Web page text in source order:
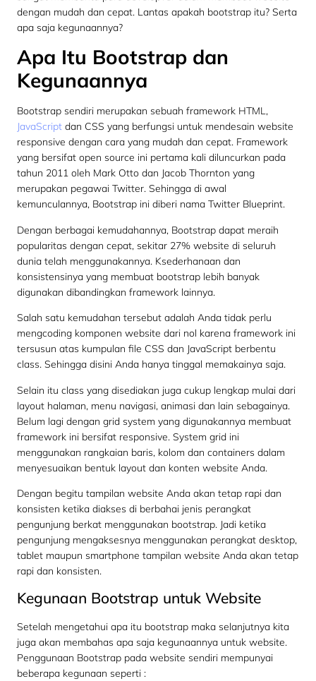
dengan mudah dan cepat. Lantas apakah bootstrap itu? Serta
apa saja kegunaannya?
Apa Itu Bootstrap dan
Kegunaannya
Bootstrap sendiri merupakan sebuah framework HTML,
JavaScript dan CSS yang berfungsi untuk mendesain website
responsive dengan cara yang mudah dan cepat. Framework
yang bersifat open source ini pertama kali diluncurkan pada
tahun 2011 oleh Mark Otto dan Jacob Thornton yang
merupakan pegawai Twitter. Sehingga di awal
kemunculannya, Bootstrap ini diberi nama Twitter Blueprint.
Dengan berbagai kemudahannya, Bootstrap dapat meraih
popularitas dengan cepat, sekitar 27% website di seluruh
dunia telah menggunakannya. Ksederhanaan dan
konsistensinya yang membuat bootstrap lebih banyak
digunakan dibandingkan framework lainnya.
Salah satu kemudahan tersebut adalah Anda tidak perlu
mengcoding komponen website dari nol karena framework ini
tersusun atas kumpulan file CSS dan JavaScript berbentu
class. Sehingga disini Anda hanya tinggal memakainya saja.
Selain itu class yang disediakan juga cukup lengkap mulai dari
layout halaman, menu navigasi, animasi dan lain sebagainya.
Belum lagi dengan grid system yang digunakannya membuat
framework ini bersifat responsive. System grid ini
menggunakan rangkaian baris, kolom dan containers dalam
menyesuaikan bentuk layout dan konten website Anda.
Dengan begitu tampilan website Anda akan tetap rapi dan
konsisten ketika diakses di berbahai jenis perangkat
pengunjung berkat menggunakan bootstrap. Jadi ketika
pengunjung mengaksesnya menggunakan perangkat desktop,
tablet maupun smartphone tampilan website Anda akan tetap
rapi dan konsisten.
Kegunaan Bootstrap untuk Website
Setelah mengetahui apa itu bootstrap maka selanjutnya kita
juga akan membahas apa saja kegunaannya untuk website.
Penggunaan Bootstrap pada website sendiri mempunyai
beberapa kegunaan seperti :